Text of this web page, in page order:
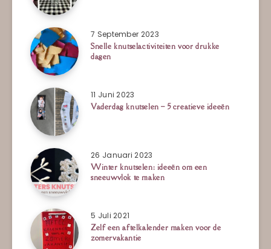
7 September 2023
Snelle knutselactiviteiten voor drukke
dagen
11 Juni 2023
Vaderdag knutselen – 5 creatieve ideeën
26 Januari 2023
Winter knutselen: ideeën om een
sneeuwvlok te maken
5 Juli 2021
Zelf een aftelkalender maken voor de
zomervakantie